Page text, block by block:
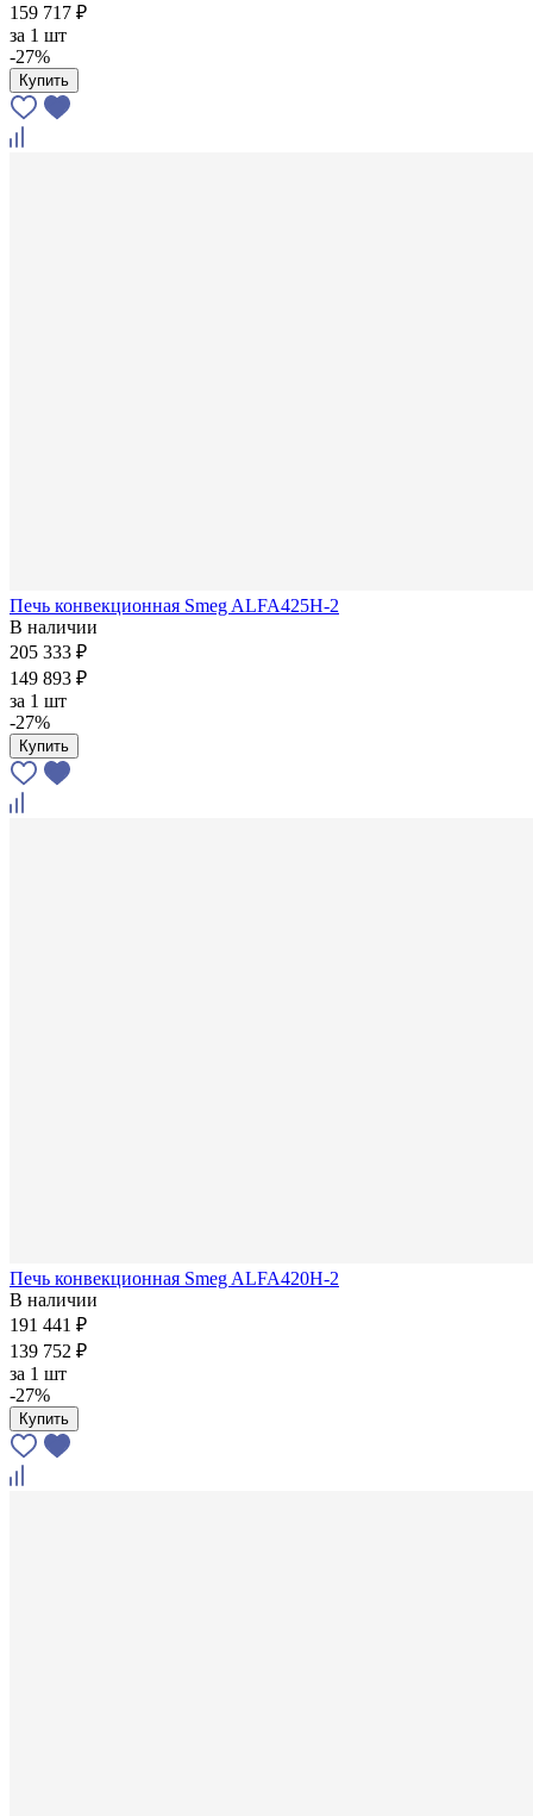
159 717 ₽
за 1 шт
-27%
Купить
Печь конвекционная Smeg ALFA425H-2
В наличии
205 333 ₽
149 893 ₽
за 1 шт
-27%
Купить
Печь конвекционная Smeg ALFA420H-2
В наличии
191 441 ₽
139 752 ₽
за 1 шт
-27%
Купить